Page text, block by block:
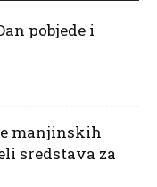
pobjede i
manjinskih
sredstava za